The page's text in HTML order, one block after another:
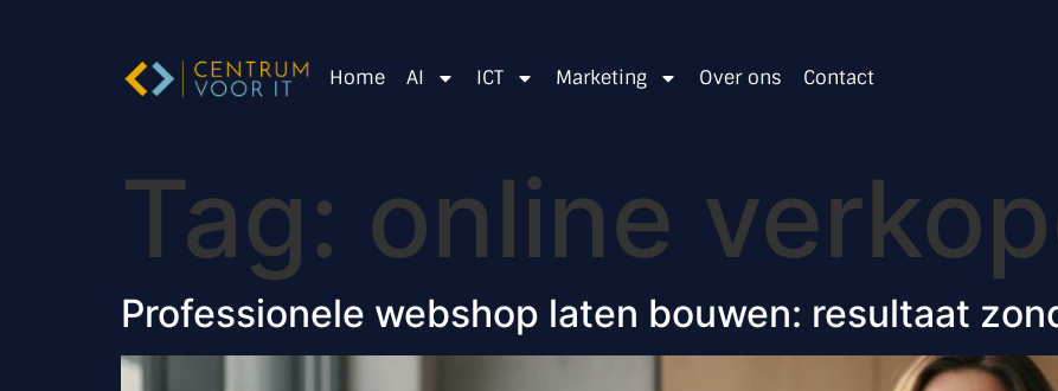
Home AI ICT Marketing Over ons Contact
Tag: online
Professionele webshop laten bouwen: resultaat